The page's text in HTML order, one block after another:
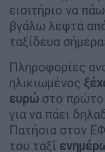
εισιτήριο να
βγάλω λεφτά
ταξίδευα
Πληροφορίες
ηλικιωμένος
ευρώ στο πρώτο
για να πάει
Πατήσια στον
του ταξί